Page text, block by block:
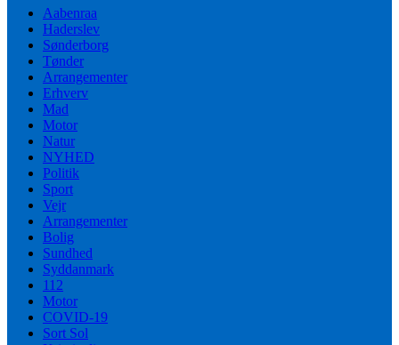
Aabenraa
Haderslev
Sønderborg
Tønder
Arrangementer
Erhverv
Mad
Motor
Natur
NYHED
Politik
Sport
Vejr
Arrangementer
Bolig
Sundhed
Syddanmark
112
Motor
COVID-19
Sort Sol